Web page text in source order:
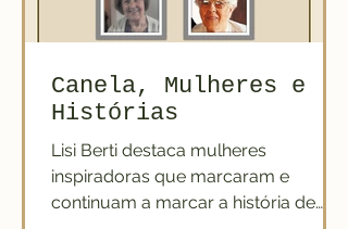
Canela, Mulheres e
Histórias
Lisi Berti destaca mulheres
inspiradoras que marcaram e
continuam a marcar a história de